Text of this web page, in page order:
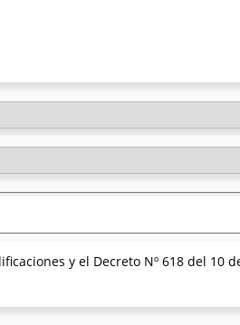
y el Decreto Nº 618 del 10